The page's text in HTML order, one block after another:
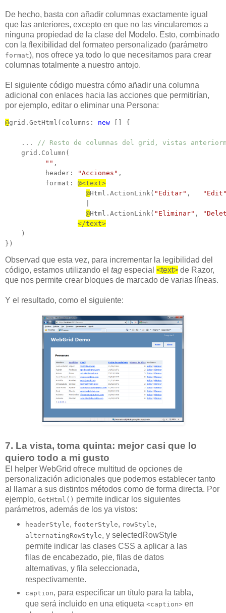
De hecho, basta con añadir columnas exactamente igual
que las anteriores, excepto en que no las vincularemos a
ninguna propiedad de la clase del Modelo. Esto, combinado
con la flexibilidad del formateo personalizado (parámetro
format), nos ofrece ya todo lo que necesitamos para crear
columnas totalmente a nuestro antojo.
El siguiente código muestra cómo añadir una columna
adicional con enlaces hacia las acciones que permitirían,
por ejemplo, editar o eliminar una Persona:
@grid.GetHtml(columns: new [] {
... // Resto de columnas del grid, vistas
grid.Column(
"" ,
header:
"Acciones" ,
format: @<text>
@Html.ActionLink( "Editar" ,
@Html.ActionLink( "Eliminar" ,
</text>
)
})
Observad que esta vez, para incrementar la legibilidad del
código, estamos utilizando el tag especial <text> de Razor,
que nos permite crear bloques de marcado de varias líneas.
Y el resultado, como el siguiente:
7. La vista, toma quinta: mejor casi que lo
quiero todo a mi gusto
El helper WebGrid ofrece multitud de opciones de
personalización adicionales que podemos establecer tanto
al llamar a sus distintos métodos como de forma directa. Por
ejemplo, GetHtml() permite indicar los siguientes
parámetros, además de los ya vistos:
headerStyle, footerStyle, rowStyle,
alternatingRowStyle, y selectedRowStyle
permite indicar las clases CSS a aplicar a las
filas de encabezado, pie, filas de datos
alternativas, y fila seleccionada,
respectivamente.
caption, para especificar un título para la tabla,
que será incluido en una etiqueta <caption> en